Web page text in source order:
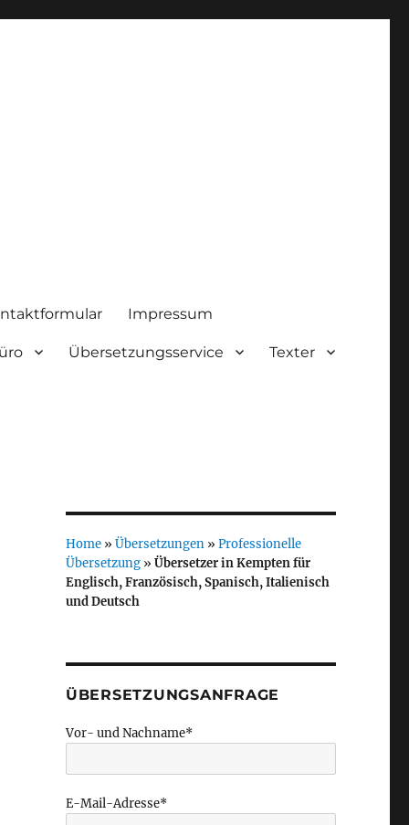
Impressum
Übersetzungsservice Texter
Home» Übersetzungen» Professionelle
Übersetzung» Übersetzer in Kempten für
Englisch, Französisch, Spanisch, Italienisch
und Deutsch
ÜBERSETZUNGSANFRAGE
Vor- und Nachname*
E-Mail-Adresse*